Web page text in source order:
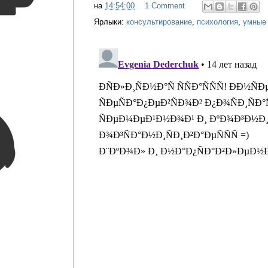
на 14:54:00
1 Comment
Ярлыки: консультирование, психология,